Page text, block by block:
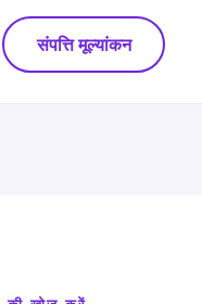
संपत्ति मूल्यांकन